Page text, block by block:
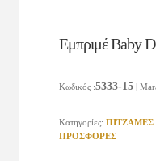
Εμπριμέ Baby
Κωδικός :5333-15 |
Κατηγορίες: ΠΙΤΖΑΜΕΣ
ΠΡΟΣΦΟΡΕΣ